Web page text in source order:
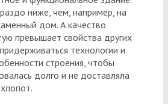
ниже, чем, например, на
дом. А качество
превышает свойства других
технологии и
строения, чтобы
долго и не доставляла